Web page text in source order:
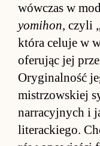
wów­czas w
yomihon, czyli
która celuje w
oferując jej
Oryginal­ność
mi­strzow­skiej
nar­racyj­nych i
literac­kie­go.